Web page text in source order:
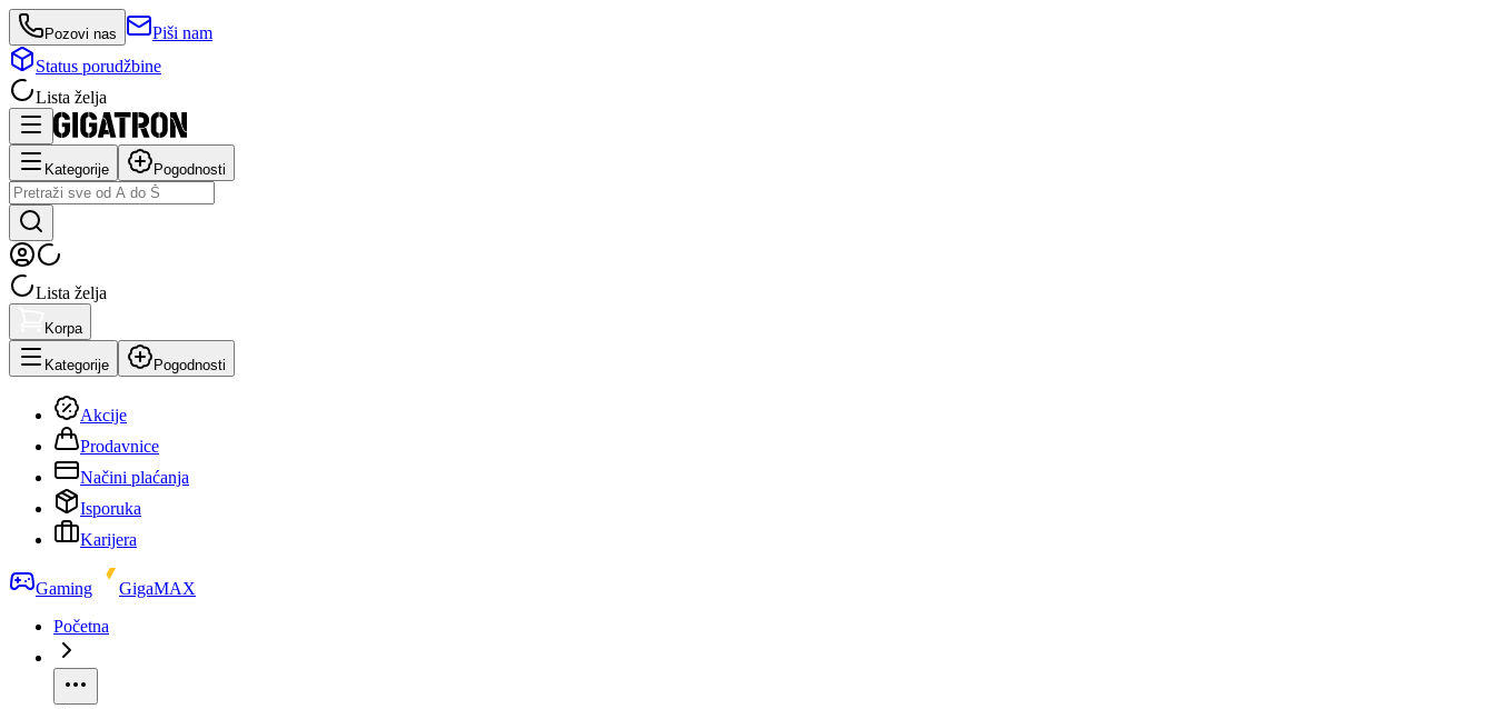
Pozovi nas
Piši nam
Status porudžbine
Lista želja
Kategorije Pogodnosti
Lista želja
Korpa
Kategorije Pogodnosti
Akcije
Prodavnice
Načini plaćanja
Isporuka
Karijera
Gaming
GigaMAX
Početna